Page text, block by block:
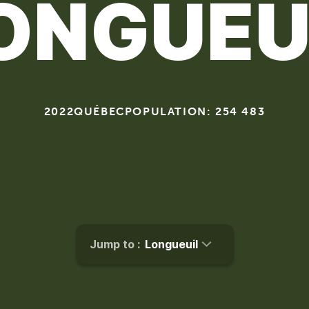
2022QUÉBECPOPULATION: 254 483
Jump to : Longueuil